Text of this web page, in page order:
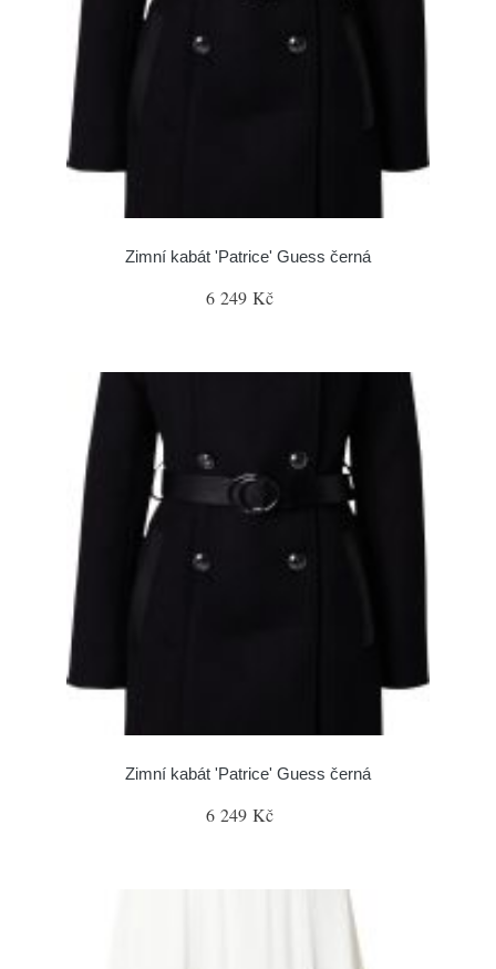
Zimní kabát 'Patrice' Guess černá
6 249 Kč
Zimní kabát 'Patrice' Guess černá
6 249 Kč